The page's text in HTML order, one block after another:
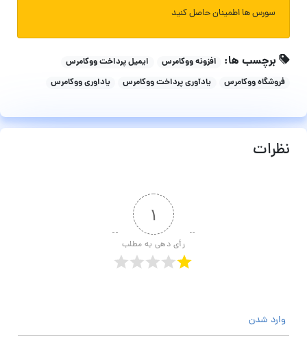
سورس ها اطمینان حاصل کنید
برچسب ها: افزونه ووکامرس
ایمیل پرداخت ووکامرس
فروشگاه ووکامرس
یادآوری پرداخت ووکامرس یاداوری ووکامرس
نظرات
۱
رأی دهی به مطلب
وارد شدن